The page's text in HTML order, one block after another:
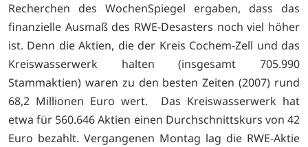
Recherchen des WochenSpiegel ergaben, dass das
finanzielle Ausmaß des RWE-Desasters noch viel höher
ist. Denn die Aktien, die der Kreis Cochem-Zell und das
Kreiswasserwerk halten (insgesamt 705.990
Stammaktien) waren zu den besten Zeiten (2007) rund
68,2 Millionen Euro wert. Das Kreiswasserwerk hat
etwa für 560.646 Aktien einen Durchschnittskurs von 42
Euro bezahlt. Vergangenen Montag lag die RWE-Aktie